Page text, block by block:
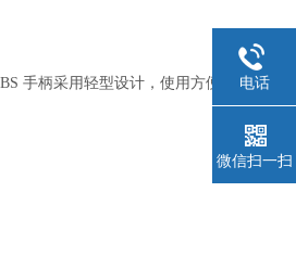
手柄采用轻型设计，使用方便，坚固
电话
微信扫一扫